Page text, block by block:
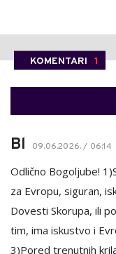
KOMENTARI 1
Bl 09.06.2026. / 06:14
Odlično Bogoljube!
za Evropu, siguran,
Dovesti Skorupa, ili
tim, ima iskustvo i
3)Pored trenutnih